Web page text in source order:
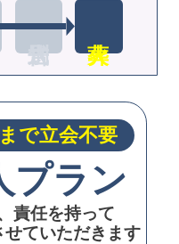
で立会不要
プラン
責任を持って
ていただきます